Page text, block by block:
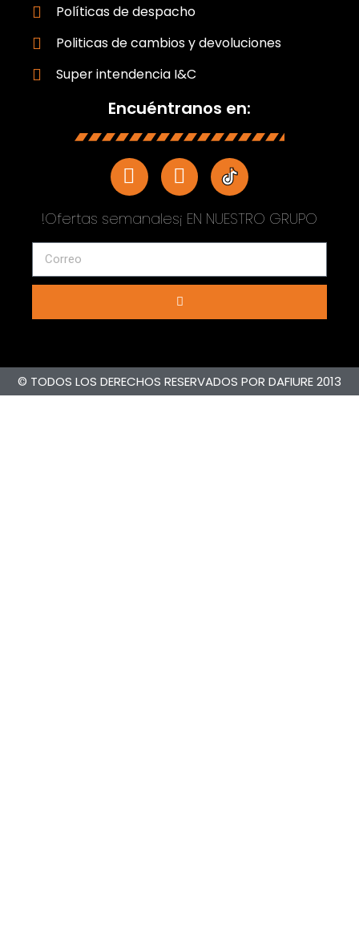
Políticas de despacho
Politicas de cambios y devoluciones
Super intendencia I&C
Encuéntranos en:
!Ofertas semanales¡ EN NUESTRO GRUPO
© TODOS LOS DERECHOS RESERVADOS POR DAFIURE 2013